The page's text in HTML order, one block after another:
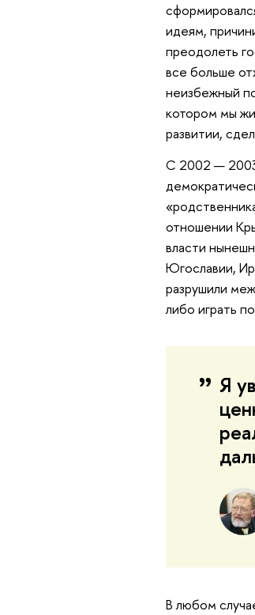
идеям,
преодолеть
все больше
неизбежный
котором мы
развитии,
С 2002 — 2003
отношении
власти
Югославии,
разрушили
либо играть
Я
В любом